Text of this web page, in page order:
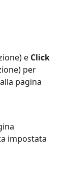
e Click
per
pagina
impostata